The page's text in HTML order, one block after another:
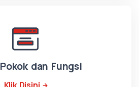
dan Fungsi